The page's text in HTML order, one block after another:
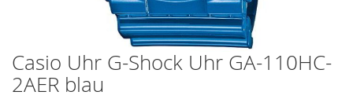
Zum
Anfang
der
Casio Uhr G-Shock Uhr GA-110HC-
2AER blau